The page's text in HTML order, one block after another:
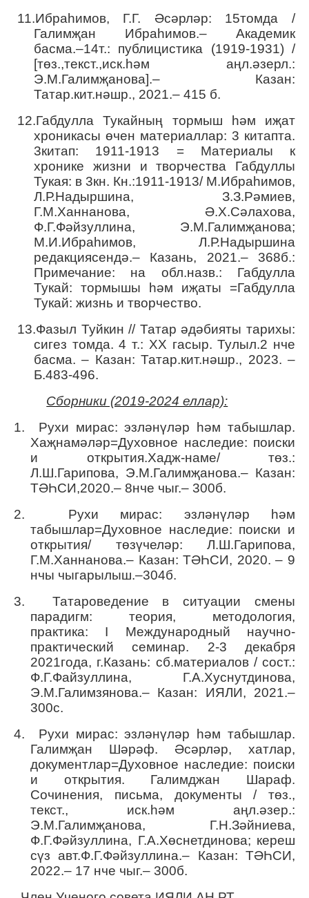
11.Ибраһимов, Г.Г. Әсәрләр: 15томда /
Галимҗан Ибраһимов.– Академик
басма.–14т.: публицистика (1919-1931) /
[төз.,текст.,иск.һәм аңл.әзерл.:
Э.М.Галимҗанова].– Казан:
Татар.кит.нәшр., 2021.– 415 б.
12.Габдулла Тукайның тормыш һәм иҗат
хроникасы өчен материаллар: 3 китапта.
3китап: 1911-1913 = Материалы к
хронике жизни и творчества Габдуллы
Тукая: в 3кн. Кн.:1911-1913/ М.Ибраһимов,
Л.Р.Надыршина, З.З.Рәмиев,
Г.М.Ханнанова, Ә.Х.Сәлахова,
Ф.Г.Фәйзуллина, Э.М.Галимҗанова;
М.И.Ибраһимов, Л.Р.Надыршина
редакциясендә.– Казань, 2021.– 368б.:
Примечание: на обл.назв.: Габдулла
Тукай: тормышы һәм иҗаты =Габдулла
Тукай: жизнь и творчество.
13.Фазыл Туйкин // Татар әдәбияты тарихы:
сигез томда. 4 т.: XX гасыр. Тулыл.2 нче
басма. – Казан: Татар.кит.нәшр., 2023. –
Б.483-496.
Сборники (2019-2024 еллар):
1. Рухи мирас: эзләнүләр һәм табышлар.
Хаҗнамәләр=Духовное наследие: поиски
и открытия.Хадж-наме/ төз.:
Л.Ш.Гарипова, Э.М.Галимҗанова.– Казан:
ТӘҺСИ,2020.– 8нче чыг.– 300б.
2. Рухи мирас: эзләнүләр һәм
табышлар=Духовное наследие: поиски и
открытия/ төзүчеләр: Л.Ш.Гарипова,
Г.М.Ханнанова.– Казан: ТӘҺСИ, 2020. – 9
нчы чыгарылыш.–304б.
3. Татароведение в ситуации смены
парадигм: теория, методология,
практика: I Международный научно-
практический семинар. 2-3 декабря
2021года, г.Казань: сб.материалов / сост.:
Ф.Г.Файзуллина, Г.А.Хуснутдинова,
Э.М.Галимзянова.– Казан: ИЯЛИ, 2021.–
300с.
4. Рухи мирас: эзләнүләр һәм табышлар.
Галимҗан Шәрәф. Әсәрләр, хатлар,
документлар=Духовное наследие: поиски
и открытия. Галимджан Шараф.
Сочинения, письма, документы / төз.,
текст., иск.һәм аңл.әзер.:
Э.М.Галимҗанова, Г.Н.Зәйниева,
Ф.Г.Фәйзуллина, Г.А.Хөснетдинова; кереш
сүз авт.Ф.Г.Фәйзуллина.– Казан: ТӘҺСИ,
2022.– 17 нче чыг.– 300б.